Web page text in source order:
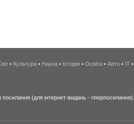
• Культура • Наука • Історія • Освіта • Авто • IT •
(для інтернет-видань - гіперпосилання).